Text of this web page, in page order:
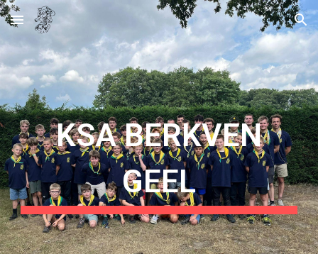
Skip to main content Skip to navigation
KSA BERKVEN
GEEL